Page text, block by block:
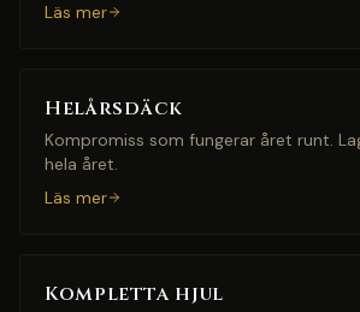
Läs mer
Helårsdäck
Kompromiss som fungerar året runt.
hela året.
Läs mer
Kompletta hjul